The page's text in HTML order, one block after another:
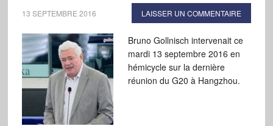
13 SEPTEMBRE 2016 LAISSER UN COMMENTAIRE
Bruno Gollnisch intervenait ce
mardi 13 septembre 2016 en
hémicycle sur la dernière
réunion du G20 à Hangzhou.